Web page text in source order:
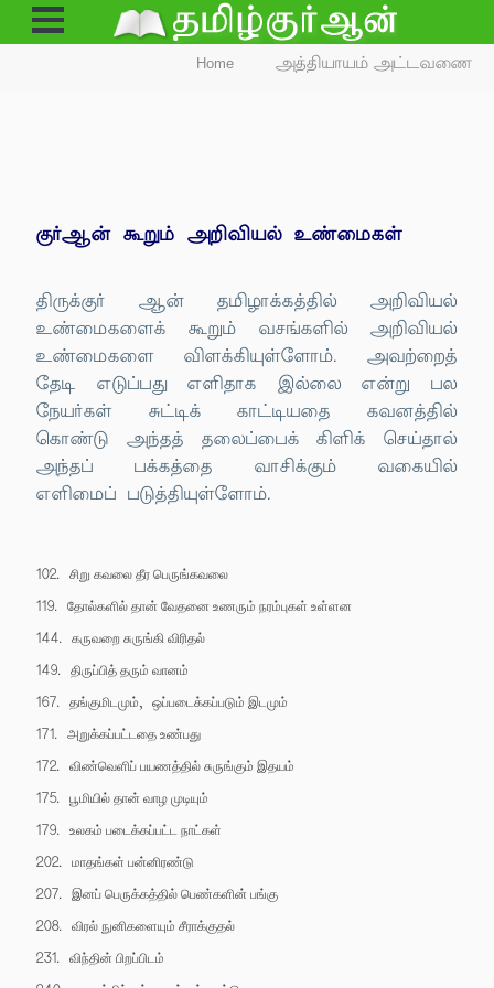
Open
Menu
Home அத்தியாயம் அட்டவணை
குர்ஆன் கூறும் அறிவியல் உண்மைகள்
திருக்குர் ஆன் தமிழாக்கத்தில் அறிவியல்
உண்மைகளைக் கூறும் வசங்களில் அறிவியல்
உண்மைகளை விளக்கியுள்ளோம். அவற்றைத்
தேடி எடுப்பது எளிதாக இல்லை என்று பல
நேயர்கள் சுட்டிக் காட்டியதை கவனத்தில்
கொண்டு அந்தத் தலைப்பைக் கிளிக் செய்தால்
அந்தப் பக்கத்தை வாசிக்கும் வகையில்
எளிமைப் படுத்தியுள்ளோம்.
102. சிறு கவலை தீர பெருங்கவலை
119. தோல்களில் தான் வேதனை உணரும் நரம்புகள் உள்ளன
144. கருவறை சுருங்கி விரிதல்
149. திருப்பித் தரும் வானம்
167. தங்குமிடமும், ஒப்படைக்கப்படும் இடமும்
171. அறுக்கப்பட்டதை உண்பது
172. விண்வெளிப் பயணத்தில் சுருங்கும் இதயம்
175. பூமியில் தான் வாழ முடியும்
179. உலகம் படைக்கப்பட்ட நாட்கள்
202. மாதங்கள் பன்னிரண்டு
207. இனப் பெருக்கத்தில் பெண்களின் பங்கு
208. விரல் நுனிகளையும் சீராக்குதல்
231. விந்தின் பிறப்பிடம்